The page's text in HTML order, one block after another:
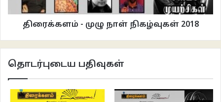
திரைக்களம் - முழு நாள் நிகழ்வுகள் 2018
தொடர்புடைய பதிவுகள்